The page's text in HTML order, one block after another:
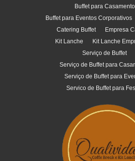
Buffet para Casamento
Buffet para Eventos Corporativos
Catering Buffet
Empresa
Kit Lanche
Kit Lanche
Serviço de Buffet
Serviço de Buffet para
Serviço de Buffet para
Servico de Buffet para